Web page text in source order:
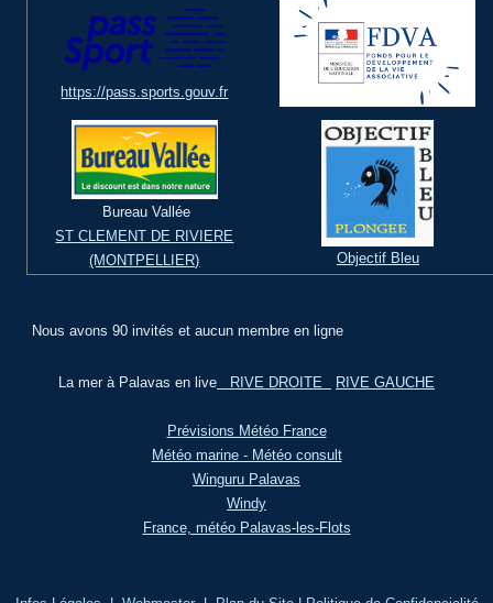
https://pass.sports.gouv.fr
Bureau Vallée
ST CLEMENT DE RIVIERE
(MONTPELLIER)
Objectif Bleu
Nous avons 90 invités et aucun membre en ligne
La mer à Palavas en live RIVE DROITE RIVE GAUCHE
Prévisions Météo France
Météo marine - Météo consult
Winguru Palavas
Windy
France, météo Palavas-les-Flots